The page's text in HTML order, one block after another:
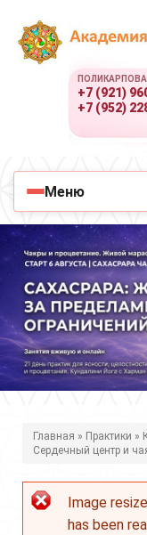
ПОЛИКАРПОВА
+7 (921)
+7 (952)
Меню
Главная » Практики »
Сердечный центр и
Сообщение
Image
has been